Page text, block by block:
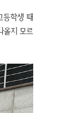
등학생 때
올지 모르